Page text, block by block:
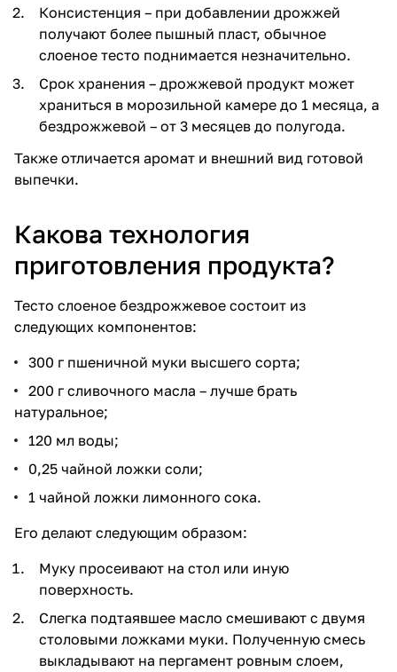
Консистенция – при добавлении дрожжей
получают более пышный пласт, обычное
слоеное тесто поднимается незначительно.
Срок хранения – дрожжевой продукт может
храниться в морозильной камере до 1 месяца, а
бездрожжевой – от 3 месяцев до полугода.
Также отличается аромат и внешний вид готовой
выпечки.
Какова технология
приготовления продукта?
Тесто слоеное бездрожжевое состоит из
следующих компонентов:
300 г пшеничной муки высшего сорта;
200 г сливочного масла – лучше брать
натуральное;
120 мл воды;
0,25 чайной ложки соли;
1 чайной ложки лимонного сока.
Его делают следующим образом:
Муку просеивают на стол или иную
поверхность.
Слегка подтаявшее масло смешивают с двумя
столовыми ложками муки. Полученную смесь
выкладывают на пергамент ровным слоем,